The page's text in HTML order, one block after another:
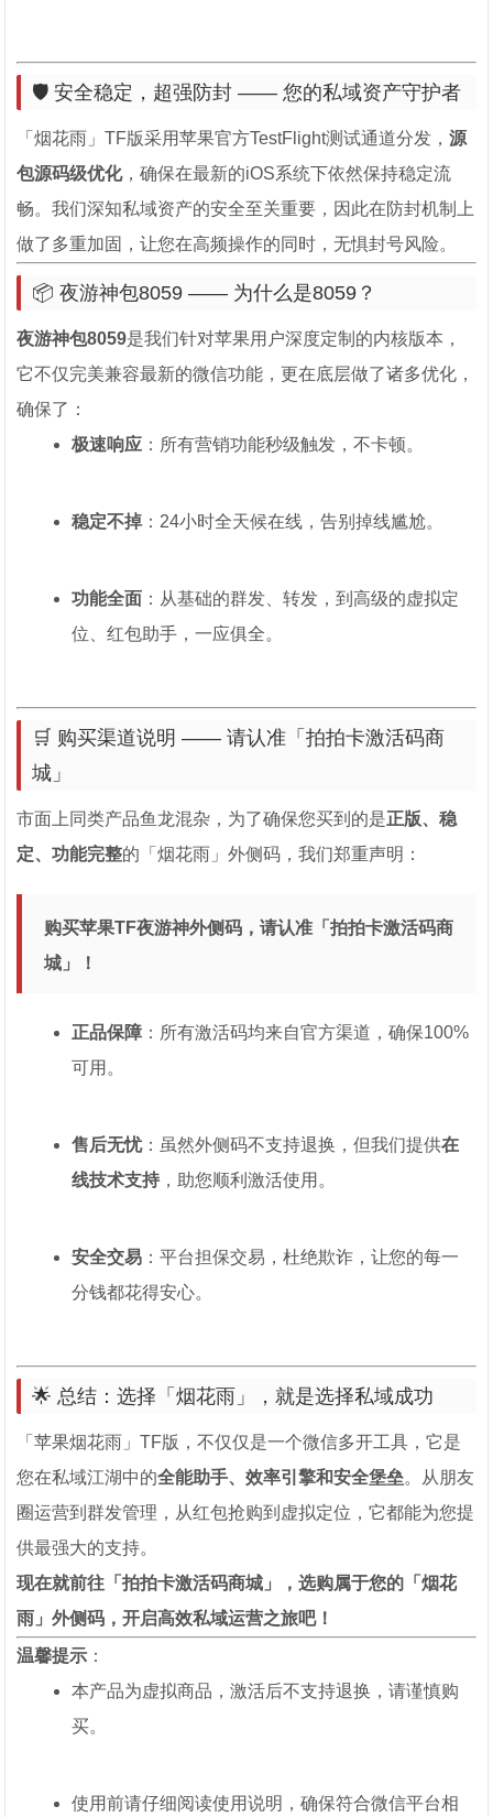
🛡️ 安全稳定，超强防封 —— 您的私域资产守护者
「烟花雨」TF版采用苹果官方TestFlight测试通道分发，源
包源码级优化，确保在最新的iOS系统下依然保持稳定流
畅。我们深知私域资产的安全至关重要，因此在防封机制上
做了多重加固，让您在高频操作的同时，无惧封号风险。
📦 夜游神包8059 —— 为什么是8059？
夜游神包8059是我们针对苹果用户深度定制的内核版本，
它不仅完美兼容最新的微信功能，更在底层做了诸多优化，
确保了：
极速响应 ：所有营销功能秒级触发，不卡顿。
稳定不掉 ：24小时全天候在线，告别掉线尴尬。
功能全面 ：从基础的群发、转发，到高级的虚拟定
位、红包助手，一应俱全。
🛒 购买渠道说明 —— 请认准「拍拍卡激活码商
城」
市面上同类产品鱼龙混杂，为了确保您买到的是正版、稳
定、功能完整的「烟花雨」外侧码，我们郑重声明：
购买苹果TF夜游神外侧码，请认准「拍拍卡激活码商
城」！
正品保障 ：所有激活码均来自官方渠道，确保100%
可用。
售后无忧：虽然外侧码不支持退换，但我们提供在
线技术支持 ，助您顺利激活使用。
安全交易 ：平台担保交易，杜绝欺诈，让您的每一
分钱都花得安心。
🌟 总结：选择「烟花雨」，就是选择私域成功
「苹果烟花雨」TF版，不仅仅是一个微信多开工具，它是
您在私域江湖中的全能助手、效率引擎和安全堡垒。从朋友
圈运营到群发管理，从红包抢购到虚拟定位，它都能为您提
供最强大的支持。
现在就前往「拍拍卡激活码商城」，选购属于您的「烟花
雨」外侧码，开启高效私域运营之旅吧！
温馨提示 ：
本产品为虚拟商品，激活后不支持退换，请谨慎购
买。
使用前请仔细阅读使用说明，确保符合微信平台相